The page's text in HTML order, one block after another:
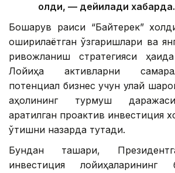
олди, — дейилади хабарда.
Бошқарув раиси “Байтерек”
оширилаётган ўзгаришлари ва
ривожланиш стратегияси
Лойиҳа активларни
потенциал бизнес учун қулай
аҳолининг турмуш
қаратилган проактив инвестиция
ўтишни назарда тутади.
Бундан ташқари,
инвестиция лойиҳаларининг